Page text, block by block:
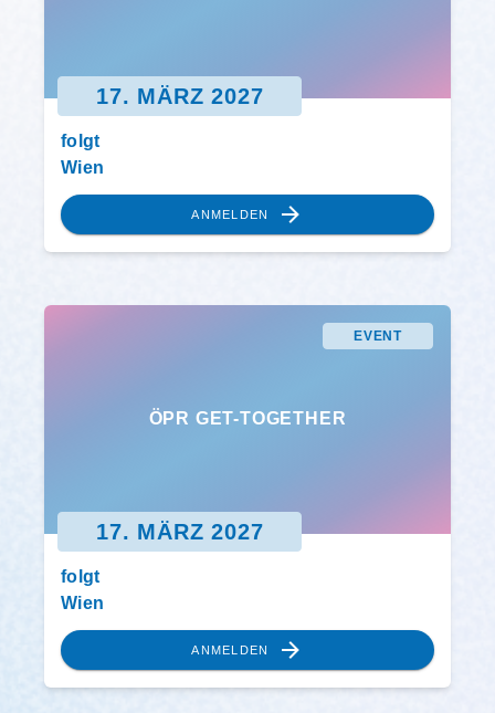
17. MÄRZ 2027
folgt
Wien
ANMELDEN
EVENT
ÖPR GET-TOGETHER
17. MÄRZ 2027
folgt
Wien
ANMELDEN